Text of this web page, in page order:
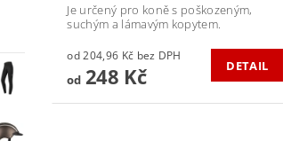
Je určený pro koně s poškozeným,
suchým a lámavým kopytem.
od 204,96 Kč bez DPH
od248 Kč DETAIL